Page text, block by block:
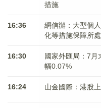
措施
16:36
網信辦：大型個
化等措施保障所
16:30
國家外匯局：7
幅0.07%
16:24 山金國際：港股